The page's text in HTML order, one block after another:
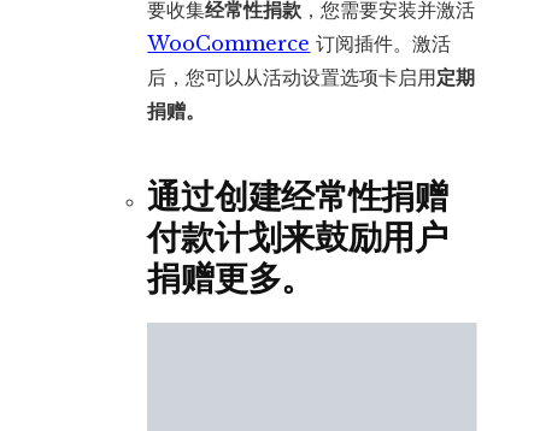
要收集经常性捐款 ，您需要安装并激活
WooCommerce 订阅插件。激活
后，您可以从活动设置选项卡启用定期
捐赠。
通过创建经常性捐赠
付款计划来鼓励用户
捐赠更多。